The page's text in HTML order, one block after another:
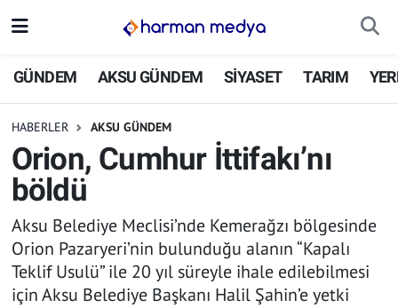
GÜNDEM AKSU GÜNDEM SİYASET TARIM
HABERLER AKSU GÜNDEM
Orion, Cumhur İttifakı’nı
böldü
Aksu Belediye Meclisi’nde Kemerağzı bölgesinde
Orion Pazaryeri’nin bulunduğu alanın “Kapalı
Teklif Usulü” ile 20 yıl süreyle ihale edilebilmesi
için Aksu Belediye Başkanı Halil Şahin’e yetki
GÜNDEM
SİYASET
TARIM
YEREL YÖNETİMLER
EKONOMİ
İstanbul Nöbetçi Eczaneler
İstanbul Trafik Yoğunluk Haritası
Süper Lig Puan Durumu ve Fikstür
Tüm Manşetler
Son Dakika Haberleri